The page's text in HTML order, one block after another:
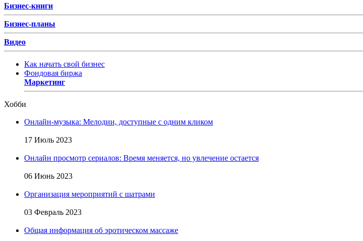
Бизнес-книги
Бизнес-планы
Видео
Как начать свой бизнес
Фондовая биржа
Маркетинг
Хобби
Онлайн-музыка: Мелодии, доступные с одним кликом
17 Июль 2023
Онлайн просмотр сериалов: Время меняется, но увлечение остается
06 Июнь 2023
Организация мероприятий с шатрами
03 Февраль 2023
Общая информация об эротическом массаже